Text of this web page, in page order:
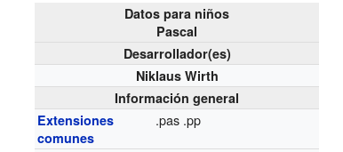
Datos para niños
Pascal
Desarrollador(es)
Niklaus Wirth
Información general
Extensiones
comunes
.pas .pp